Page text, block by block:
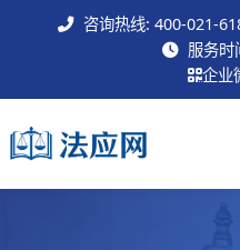
咨询热线: 400-021-
服务
企业